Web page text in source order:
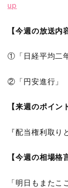
up
【今週の放送内
①「日経平均二
②「円安進行」
【来週のポイン
『配当権利取り
【今週の相場格
「明日もまたこ